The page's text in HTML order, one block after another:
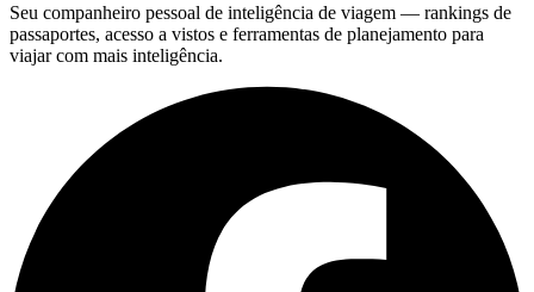
Seu companheiro pessoal de inteligência de viagem — rankings de
passaportes, acesso a vistos e ferramentas de planejamento para
viajar com mais inteligência.